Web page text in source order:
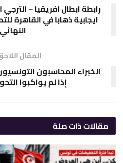
رابطة ابطال افريقيا –
ايجابية ذهابا في القاهرة
النهائي
المقال
الخبراء المحاسبون
إذا لم يواكبوا
مقالاتذات صلة